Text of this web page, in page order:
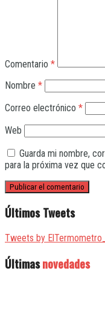
Comentario *
Nombre *
Correo electrónico *
Web
Guarda mi nombre,
para la próxima vez que
Últimos Tweets
Tweets by ElTermometro_
Últimasnovedades